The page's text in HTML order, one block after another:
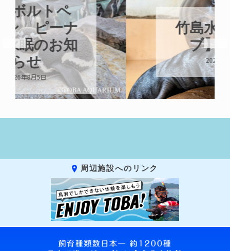
竹島水族館【ラ
ブ】の出産
2026年8月3日
周辺施設へのリンク